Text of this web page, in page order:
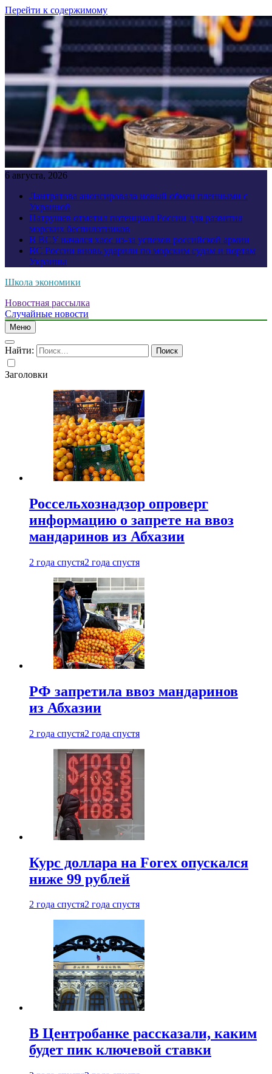
Перейти к содержимому
6 августа, 2026
Лантратова анонсировала новый обмен пленными с
Украиной
Патрушев отметил потенциал России для развития
морских беспилотников
В ВСУ начался хаос из-за успехов российской армии
ВС России вновь ударили по морским судам и портам
Украины
Школа экономики
Новостная рассылка
Случайные новости
Меню
Найти:
Заголовки
Россельхознадзор опроверг
информацию о запрете на ввоз
мандаринов из Абхазии
2 года спустя2 года спустя
РФ запретила ввоз мандаринов
из Абхазии
2 года спустя2 года спустя
Курс доллара на Forex опускался
ниже 99 рублей
2 года спустя2 года спустя
В Центробанке рассказали, каким
будет пик ключевой ставки